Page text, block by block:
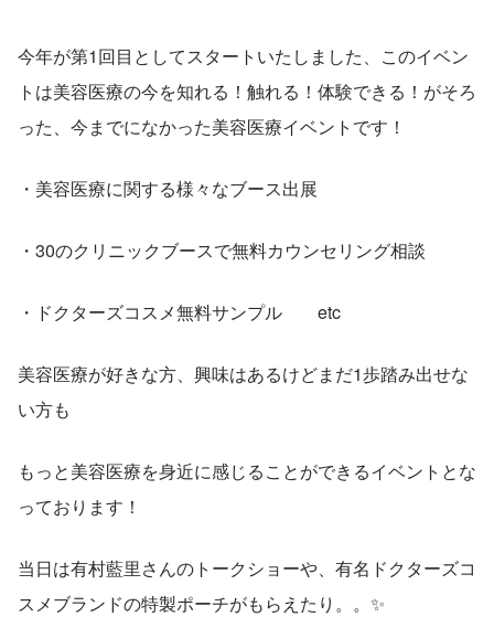
今年が第1回目としてスタートいたしました、このイベン
トは美容医療の今を知れる！触れる！体験できる！がそろ
った、今までになかった美容医療イベントです！
・美容医療に関する様々なブース出展
・30のクリニックブースで無料カウンセリング相談
・ドクターズコスメ無料サンプル　　etc
美容医療が好きな方、興味はあるけどまだ1歩踏み出せな
い方も
もっと美容医療を身近に感じることができるイベントとな
っております！
当日は有村藍里さんのトークショーや、有名ドクターズコ
スメブランドの特製ポーチがもらえたり。。✨